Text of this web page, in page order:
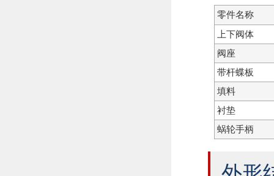
零件名称
上下阀体
阀座
带杆蝶板
填料
衬垫
蜗轮手柄